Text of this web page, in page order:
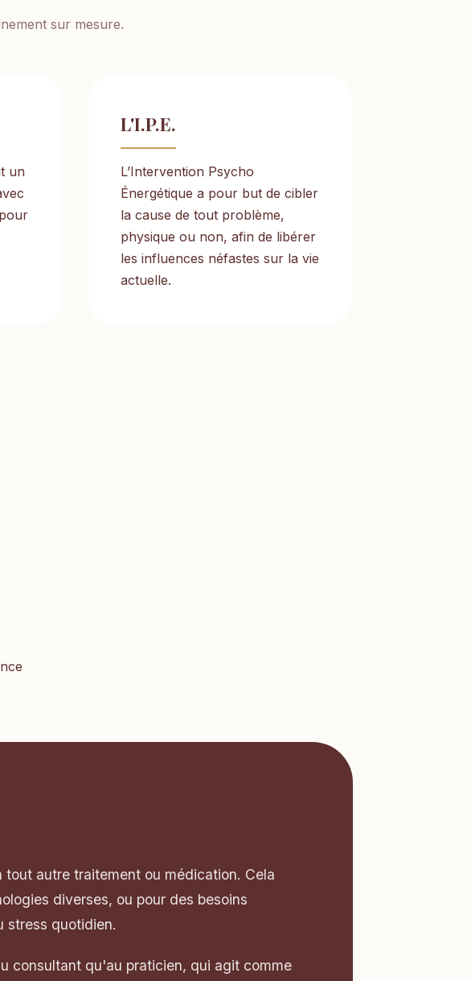
sur mesure.
un
L'I.P.E.
L’Intervention Psycho
Énergétique a pour but de cibler
la cause de tout problème,
physique ou non, afin de libérer
les influences néfastes sur la vie
actuelle.
autre traitement ou médication. Cela
diverses, ou pour des besoins
stress quotidien.
consultant qu'au praticien, qui agit comme